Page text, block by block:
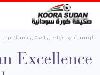
الرئيسية تواصل العمل باستاد بربر